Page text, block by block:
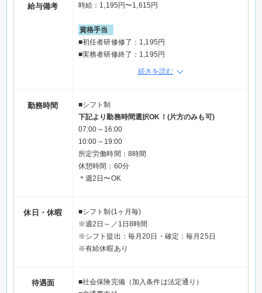
☆長期歓迎！フリーター、大学生応援
☆ハローワークでお仕事を探している方も歓迎
性別の条件と理由：女性限定（風紀上）
※ご応募の際は「Elabel（エラベル）を見た」とお
給与備考 時給：1,195円〜1,615円
資格手当
■初任者研修修了：1,195円
■実務者研修終了：1,195円
■介護福祉士：1,205円
※土祝は時給100円UP！
※休日手当あり
収入例
日給9,560円～12,920円
◆週2日×4週＝月8日
◆週3日×4週＝月12日
└月給114,720円～155,040円
◆週4日×4週＝月16日
◆週5日×4週＝月20日
続きを読む
勤務時間
■シフト制
下記より勤務時間選択OK！(片方のみも可)
07:00～16:00
10:00～19:00
所定労働時間：8時間
休憩時間：60分
＊週2日〜OK
休日・休暇
■シフト制(1ヶ月毎)
※週2日～／1日8時間
※シフト提出：毎月20日・確定：毎月25日
※有給休暇あり
待遇面
■社会保険完備（加入条件は法定通り）